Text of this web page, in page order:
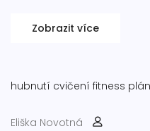
Zobrazit více
hubnutí cvičení fitness plán
Eliška Novotná